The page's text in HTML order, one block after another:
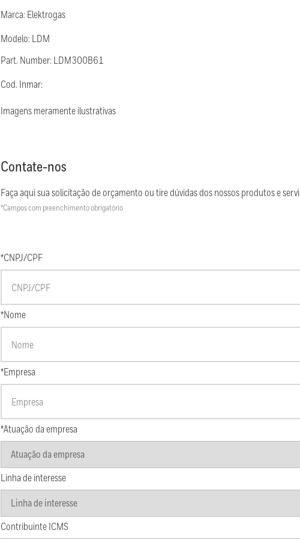
Marca: Elektrogas
Modelo: LDM
Part. Number: LDM300B61
Cod. Inmar:
Imagens meramente ilustrativas
Contate-nos
Faça aqui sua solicitação de orçamento ou tire dúvidas dos nossos produtos e
*Campos com preenchimento obrigatório
*CNPJ/CPF
*Nome
*Empresa
*Atuação da empresa
Linha de interesse
Contribuinte ICMS